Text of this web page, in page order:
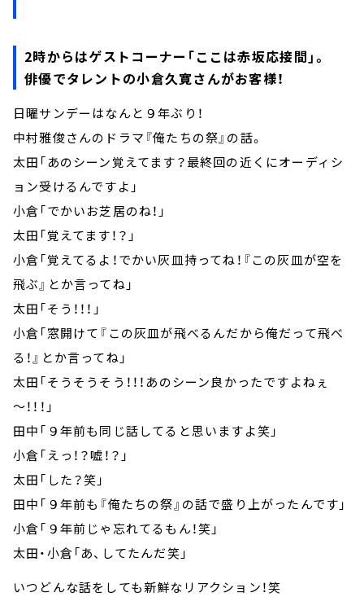
2時からはゲストコーナー「ここは赤坂応接間」。
俳優でタレントの小倉久寛さんがお客様！
日曜サンデーはなんと９年ぶり！
中村雅俊さんのドラマ『俺たちの祭』の話。
太田「あのシーン覚えてます？最終回の近くにオーディシ
ョン受けるんですよ」
小倉「でかいお芝居のね！」
太田「覚えてます！？」
小倉「覚えてるよ！でかい灰皿持ってね！『この灰皿が空を
飛ぶ』とか言ってね」
太田「そう！！！」
小倉「窓開けて『この灰皿が飛べるんだから俺だって飛べ
る！』とか言ってね」
太田「そうそうそう！！！あのシーン良かったですよねぇ
～！！！」
田中「９年前も同じ話してると思いますよ笑」
小倉「えっ！？嘘！？」
太田「した？笑」
田中「９年前も『俺たちの祭』の話で盛り上がったんです」
小倉「９年前じゃ忘れてるもん！笑」
太田・小倉「あ、してたんだ笑」
いつどんな話をしても新鮮なリアクション！笑